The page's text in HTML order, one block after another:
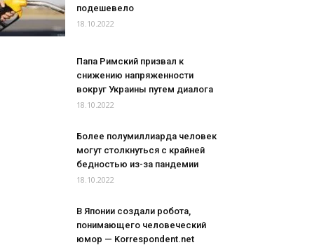
подешевело
18.10.2022
Папа Римский призвал к
снижению напряженности
вокруг Украины путем диалога
18.10.2022
Более полумиллиарда человек
могут столкнуться с крайней
бедностью из-за пандемии
18.10.2022
В Японии создали робота,
понимающего человеческий
юмор — Korrespondent.net